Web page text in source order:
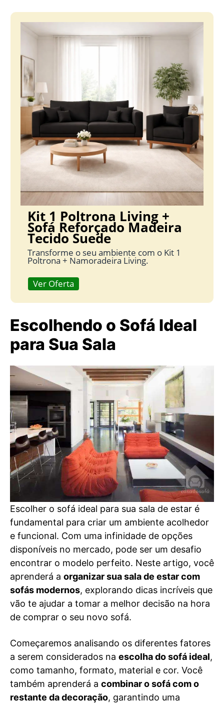
Kit 1 Poltrona Living +
Sofá Reforçado Madeira
Tecido Suede
Transforme o seu ambiente com o Kit 1
Poltrona + Namoradeira Living.
Ver Oferta
Escolhendo o Sofá Ideal
para Sua Sala
Escolher o sofá ideal para sua sala de estar é
fundamental para criar um ambiente acolhedor
e funcional. Com uma infinidade de opções
disponíveis no mercado, pode ser um desafio
encontrar o modelo perfeito. Neste artigo, você
aprenderá a organizar sua sala de estar com
sofás modernos, explorando dicas incríveis que
vão te ajudar a tomar a melhor decisão na hora
de comprar o seu novo sofá.
Começaremos analisando os diferentes fatores
a serem considerados na escolha do sofá ideal,
como tamanho, formato, material e cor. Você
também aprenderá a combinar o sofá com o
restante da decoração, garantindo uma